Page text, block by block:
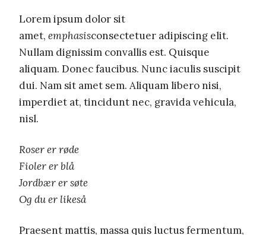
Lorem ipsum dolor sit
amet, emphasisconsectetuer adipiscing elit.
Nullam dignissim convallis est. Quisque
aliquam. Donec faucibus. Nunc iaculis suscipit
dui. Nam sit amet sem. Aliquam libero nisi,
imperdiet at, tincidunt nec, gravida vehicula,
nisl.
Roser er røde
Fioler er blå
Jordbær er søte
Og du er likeså
Praesent mattis, massa quis luctus fermentum,